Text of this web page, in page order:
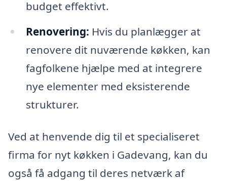
budget effektivt.
Renovering: Hvis du planlægger at
renovere dit nuværende køkken, kan
fagfolkene hjælpe med at integrere
nye elementer med eksisterende
strukturer.
Ved at henvende dig til et specialiseret
firma for nyt køkken i Gadevang, kan du
også få adgang til deres netværk af